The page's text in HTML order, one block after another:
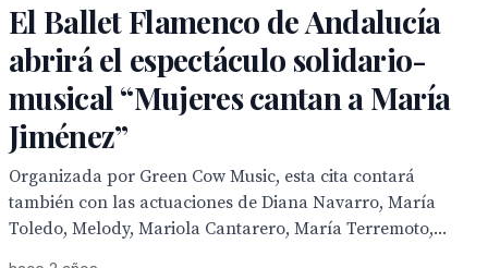
El Ballet Flamenco de Andalucía
abrirá el espectáculo solidario-
musical “Mujeres cantan a María
Jiménez”
Organizada por Green Cow Music, esta cita contará
también con las actuaciones de Diana Navarro, María
Toledo, Melody, Mariola Cantarero, María Terremoto,...